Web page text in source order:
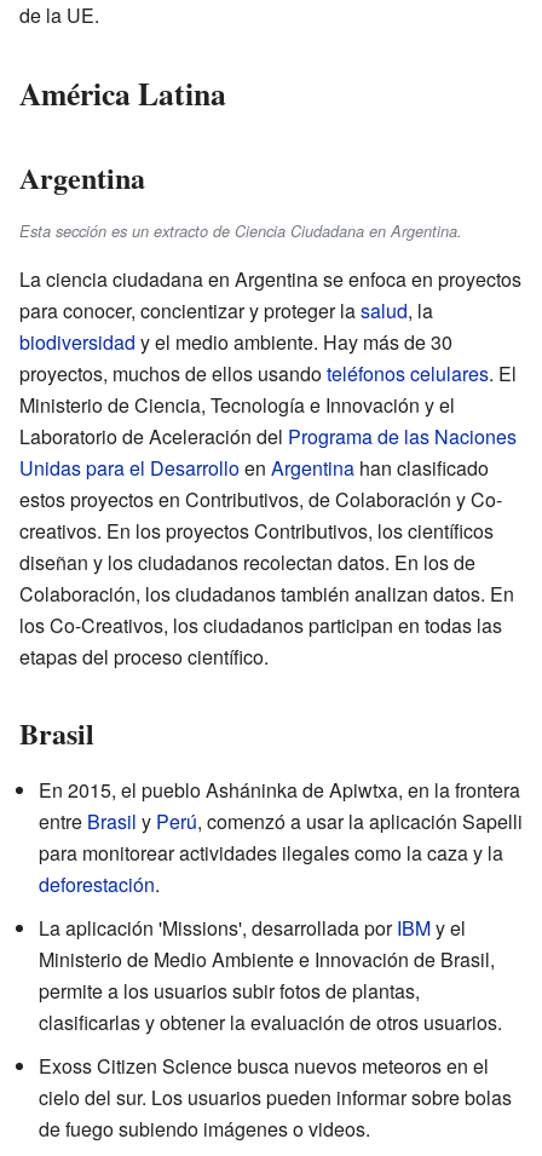
de la UE.
América Latina
Argentina
Esta sección es un extracto de Ciencia Ciudadana en Argentina.
La ciencia ciudadana en Argentina se enfoca en proyectos
para conocer, concientizar y proteger lasalud, la
biodiversidad y el medio ambiente. Hay más de 30
proyectos, muchos de ellos usandoteléfonos celulares. El
Ministerio de Ciencia, Tecnología e Innovación y el
Laboratorio de Aceleración del Programa de las Naciones
Unidas para el Desarrolloen Argentina han clasificado
estos proyectos en Contributivos, de Colaboración y Co-
creativos. En los proyectos Contributivos, los científicos
diseñan y los ciudadanos recolectan datos. En los de
Colaboración, los ciudadanos también analizan datos. En
los Co-Creativos, los ciudadanos participan en todas las
etapas del proceso científico.
Brasil
En 2015, el pueblo Asháninka de Apiwtxa, en la frontera
entre Brasil y Perú, comenzó a usar la aplicación Sapelli
para monitorear actividades ilegales como la caza y la
deforestación.
La aplicación 'Missions', desarrollada porIBMy el
Ministerio de Medio Ambiente e Innovación de Brasil,
permite a los usuarios subir fotos de plantas,
clasificarlas y obtener la evaluación de otros usuarios.
Exoss Citizen Science busca nuevos meteoros en el
cielo del sur. Los usuarios pueden informar sobre bolas
de fuego subiendo imágenes o videos.